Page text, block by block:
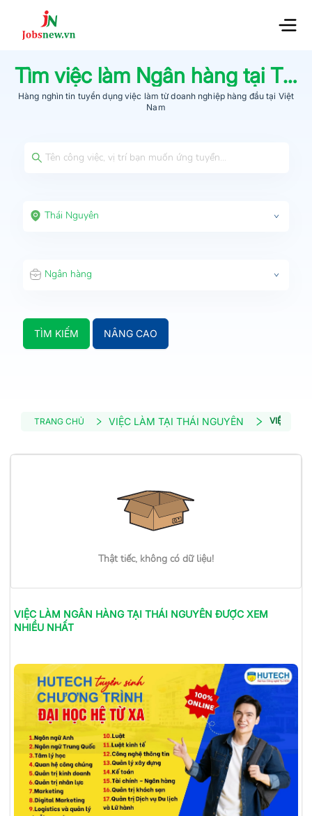
Tìm việc làm Ngân hàng tạiThái Nguyên
Hàng nghìn tin tuyển dụng việc làm từdoanh nghiệp hàng đầu tại Việt
Nam
Thái Nguyên
Ngân hàng
TÌM KIẾM NÂNG CAO
TRANG CHỦ VIỆC LÀM TẠI THÁI NGUYÊN VIỆC LÀM
Thật tiếc, không có dữ liệu!
VIỆC LÀM NGÂN HÀNGTẠI THÁI NGUYÊN ĐƯỢC XEM
NHIỀU NHẤT